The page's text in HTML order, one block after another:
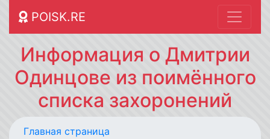
POISK.RE
Информация о Дмитрии
Одинцове из поимённого
списка захоронений
Главная страница